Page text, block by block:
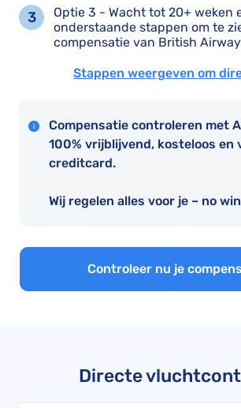
Optie 3 - Wacht tot 20+ weken
onderstaande stappen om te
compensatie van British
Stappen weergeven om
Compensatie controleren met
100% vrijblijvend, kosteloos en
creditcard.
Wij regelen alles voor je – no
Controleer nu je
Directe